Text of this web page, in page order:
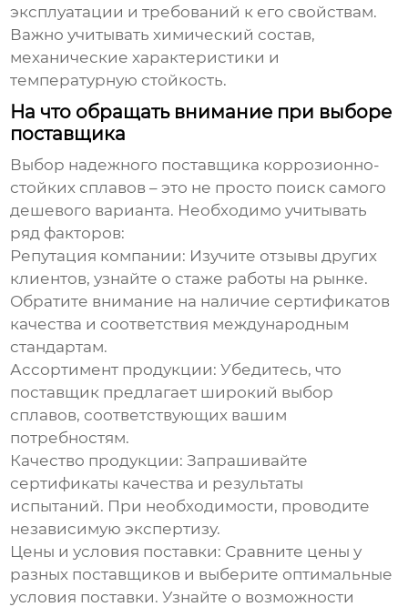
эксплуатации и требований к его свойствам.
Важно учитывать химический состав,
механические характеристики и
температурную стойкость.
На что обращать внимание при выборе
поставщика
Выбор надежного поставщика коррозионно-
стойких сплавов – это не просто поиск самого
дешевого варианта. Необходимо учитывать
ряд факторов:
Репутация компании: Изучите отзывы других
клиентов, узнайте о стаже работы на рынке.
Обратите внимание на наличие сертификатов
качества и соответствия международным
стандартам.
Ассортимент продукции: Убедитесь, что
поставщик предлагает широкий выбор
сплавов, соответствующих вашим
потребностям.
Качество продукции: Запрашивайте
сертификаты качества и результаты
испытаний. При необходимости, проводите
независимую экспертизу.
Цены и условия поставки: Сравните цены у
разных поставщиков и выберите оптимальные
условия поставки. Узнайте о возможности